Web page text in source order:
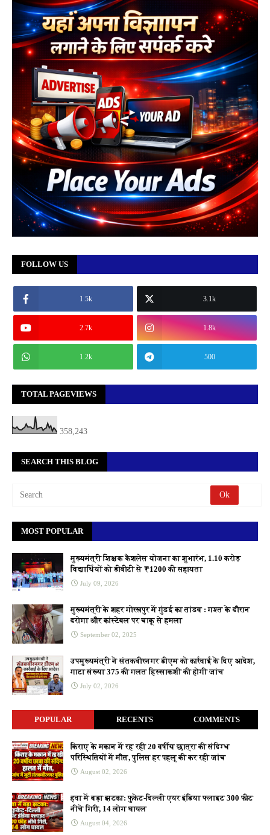
FOLLOW US
1.5k 3.1k
2.7k 1.8k
1.2k 500
TOTAL PAGEVIEWS
358,243
SEARCH THIS BLOG
MOST POPULAR
मुख्यमंत्री शिक्षक कैशलेस योजना का शुभारंभ, 1.10 करोड़
विद्यार्थियों को डीबीटी से ₹1200 की सहायता
July 09, 2026
मुख्यमंत्री के शहर गोरखपुर में गुंडई का तांडव : गश्त के दौरान
दरोगा और कांस्टेबल पर चाकू से हमला
September 02, 2025
उपमुख्यमंत्री ने संतकबीरनगर डीएम को कार्रवाई के दिए आदेश,
गाटा संख्या 375 की गलत हिस्साकशी की होगी जांच
July 02, 2026
POPULAR RECENTS COMMENTS
किराए के मकान में रह रही 20 वर्षीय छात्रा की संदिग्ध
परिस्थितियों में मौत, पुलिस हर पहलू की कर रही जांच
August 02, 2026
हवा में बड़ा झटका: फुकेट-दिल्ली एयर इंडिया फ्लाइट 300 फीट
नीचे गिरी, 14 लोग घायल
August 04, 2026